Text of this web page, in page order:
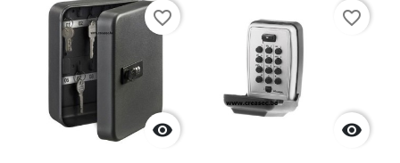

favorite_border

favorite_border